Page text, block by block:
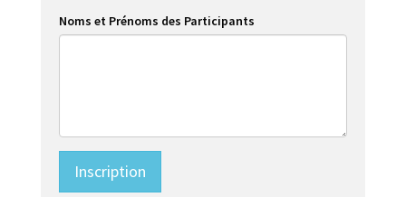
Noms et Prénoms des Participants
Inscription